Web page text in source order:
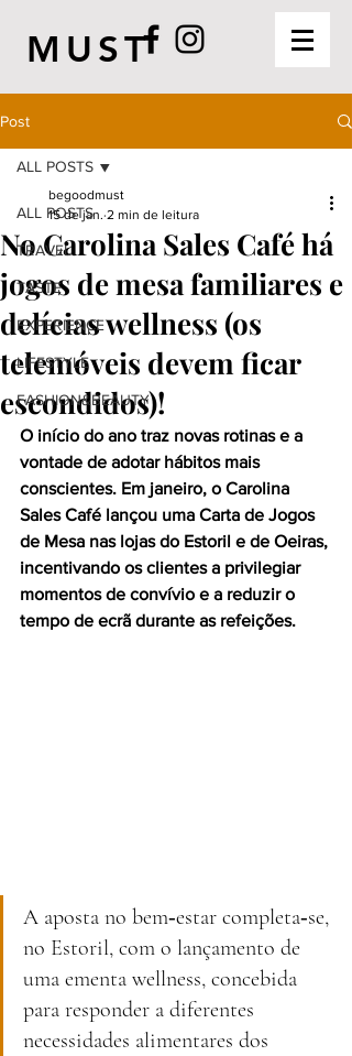
MUST
Post
ALL POSTS
TRAVEL
TASTE
EXPERIENCE
LIFESTYLE
FASHION&BEAUTY
ALL POSTS
No Carolina Sales Café há
jogos de mesa familiares e
delícias wellness (os
telemóveis devem ficar
escondidos)!
begoodmust
15 de jan. 2 min de leitura
O início do ano traz novas rotinas e a
vontade de adotar hábitos mais
conscientes. Em janeiro, o Carolina
Sales Café lançou uma Carta de Jogos
de Mesa nas lojas do Estoril e de Oeiras,
incentivando os clientes a privilegiar
momentos de convívio e a reduzir o
tempo de ecrã durante as refeições.
A aposta no bem‑estar completa‑se,
no Estoril, com o lançamento de
uma ementa wellness, concebida
para responder a diferentes
necessidades alimentares dos